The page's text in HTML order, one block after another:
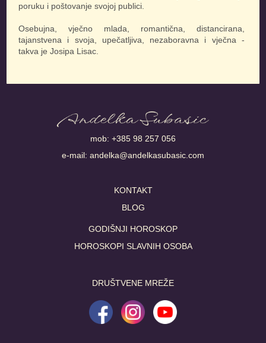
poruku i poštovanje svojoj publici.
Osebujna, vječno mlada, romantična, distancirana,
tajanstvena i svoja, upečatljiva, nezaboravna i vječna -
takva je Josipa Lisac.
KONTAKT
BLOG
GODIŠNJI HOROSKOP
HOROSKOPI SLAVNIH OSOBA
mob: +385 98 257 056
e-mail: andelka@andelkasubasic.com
DRUŠTVENE MREŽE